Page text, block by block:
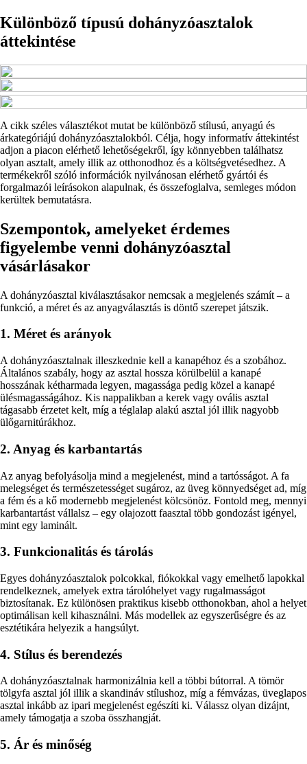
Különböző típusú dohányzóasztalok
áttekintése
A cikk széles választékot mutat be különböző stílusú, anyagú és
árkategóriájú dohányzóasztalokból. Célja, hogy informatív áttekintést
adjon a piacon elérhető lehetőségekről, így könnyebben találhatsz
olyan asztalt, amely illik az otthonodhoz és a költségvetésedhez. A
termékekről szóló információk nyilvánosan elérhető gyártói és
forgalmazói leírásokon alapulnak, és összefoglalva, semleges módon
kerültek bemutatásra.
Szempontok, amelyeket érdemes
figyelembe venni dohányzóasztal
vásárlásakor
A dohányzóasztal kiválasztásakor nemcsak a megjelenés számít – a
funkció, a méret és az anyagválasztás is döntő szerepet játszik.
1. Méret és arányok
A dohányzóasztalnak illeszkednie kell a kanapéhoz és a szobához.
Általános szabály, hogy az asztal hossza körülbelül a kanapé
hosszának kétharmada legyen, magassága pedig közel a kanapé
ülésmagasságához. Kis nappalikban a kerek vagy ovális asztal
tágasabb érzetet kelt, míg a téglalap alakú asztal jól illik nagyobb
ülőgarnitúrákhoz.
2. Anyag és karbantartás
Az anyag befolyásolja mind a megjelenést, mind a tartósságot. A fa
melegséget és természetességet sugároz, az üveg könnyedséget ad, míg
a fém és a kő modernebb megjelenést kölcsönöz. Fontold meg, mennyi
karbantartást vállalsz – egy olajozott faasztal több gondozást igényel,
mint egy laminált.
3. Funkcionalitás és tárolás
Egyes dohányzóasztalok polcokkal, fiókokkal vagy emelhető lapokkal
rendelkeznek, amelyek extra tárolóhelyet vagy rugalmasságot
biztosítanak. Ez különösen praktikus kisebb otthonokban, ahol a helyet
optimálisan kell kihasználni. Más modellek az egyszerűségre és az
esztétikára helyezik a hangsúlyt.
4. Stílus és berendezés
A dohányzóasztalnak harmonizálnia kell a többi bútorral. A tömör
tölgyfa asztal jól illik a skandináv stílushoz, míg a fémvázas, üveglapos
asztal inkább az ipari megjelenést egészíti ki. Válassz olyan dizájnt,
amely támogatja a szoba összhangját.
5. Ár és minőség